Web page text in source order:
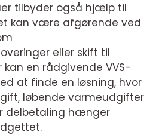
tilbyder også hjælp til
kan være afgørende ved
eller skift til
kan en rådgivende VVS-
at finde en løsning, hvor
løbende varmeudgifter
delbetaling hænger